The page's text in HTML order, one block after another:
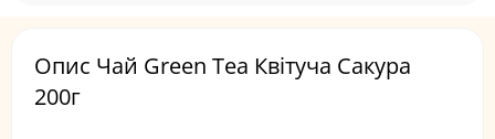
Опис Чай Green Tea Квітуча Сакура
200г